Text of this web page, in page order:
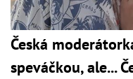
Česká
speváčkou, ale...